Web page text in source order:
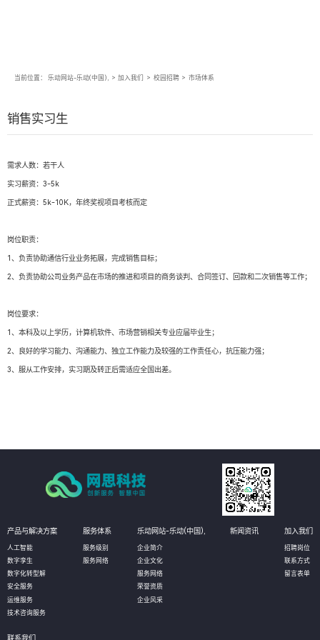
当前位置： 乐动网站-乐动(中国), > 加入我们 > 校园招聘 > 市场体系
销售实习生
需求人数：若干人
实习薪资：3-5k
正式薪资：5k-10K，年终奖视项目考核而定
岗位职责：
1、负责协助通信行业业务拓展，完成销售目标；
2、负责协助公司业务产品在市场的推进和项目的商务谈判、合同签订、回款和二次销售等工作；
岗位要求：
1、本科及以上学历，计算机软件、市场营销相关专业应届毕业生；
2、良好的学习能力、沟通能力、独立工作能力及较强的工作责任心，抗压能力强；
3、服从工作安排，实习期及转正后需适应全国出差。
产品与解决方案
人工智能
数字孪生
数字化转型解
安全服务
运维服务
技术咨询服务
服务体系
服务级别
服务网络
乐动网站-乐动(中国),
企业简介
企业文化
服务网络
荣誉资质
企业风采
新闻资讯 加入我们
招聘岗位
联系方式
留言表单
联系我们